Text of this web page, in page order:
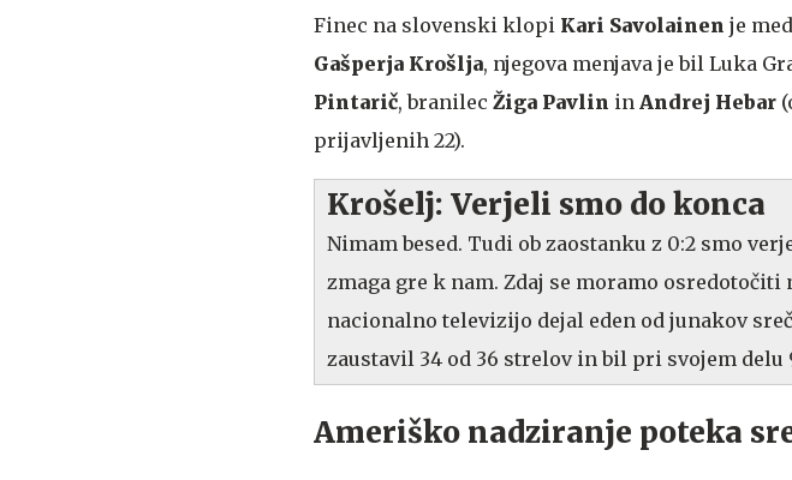
Finec na slovenski klopi Kari Savolainen je
Gašperja Krošlja, njegova menjava je bil Luka
Pintarič, branilec Žiga Pavlin in Andrej Hebar
prijavljenih 22).
Krošelj: Verjeli smo do konca
Nimam besed. Tudi ob zaostanku z 0:2 smo
zmaga gre k nam. Zdaj se moramo
nacionalno televizijo dejal eden od junakov
zaustavil 34 od 36 strelov in bil pri svojem delu
Ameriško nadziranje poteka